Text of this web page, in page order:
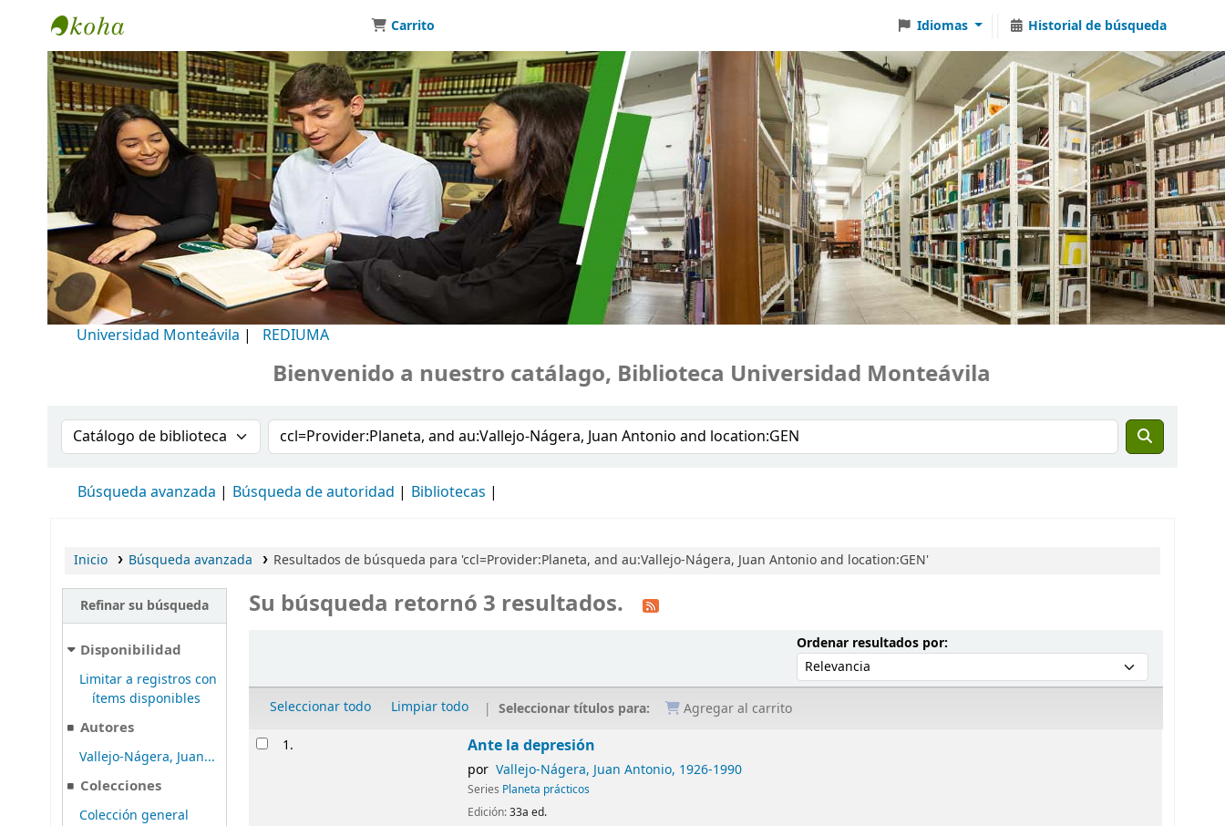
Biblioteca Universidad Monteávila
Carrito Idiomas Historial de búsqueda
Universidad Monteávila | REDIUMA
Bienvenido a nuestro catálago, Biblioteca Universidad Monteávila
Buscar en el catálogo por:Buscar en el catálogo
Búsqueda avanzada Búsqueda de autoridad Bibliotecas
Inicio Búsqueda avanzada Resultados de búsqueda para 'ccl=Provider:Planeta, and au:Vallejo-Nágera, Juan Antonio and location:GEN'
Refinar su búsqueda
Disponibilidad
Limitar a registros con
ítems disponibles
Autores
Vallejo-Nágera, Juan...
Colecciones
Colección general
Su búsqueda retornó 3 resultados.
Ordenar resultados por:Ordenar por:
Seleccionar todo Limpiar todo Seleccionar títulos para: Agregar al carrito
Resultados
1. Ante la depresión
por Vallejo-Nágera, Juan Antonio, 1926-1990
Series Planeta prácticos
Edición:33a ed.